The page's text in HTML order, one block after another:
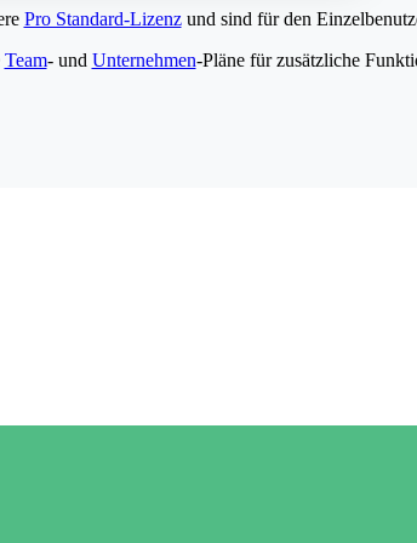
Pro Standard-Lizenzund sind für den
Team- und Unternehmen-Pläne für zusätzliche